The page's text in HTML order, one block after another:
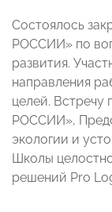
Состоялось
РОССИИ» по
развития.
направления
целей.
РОССИИ»,
экологии и
Школы
решений Pro